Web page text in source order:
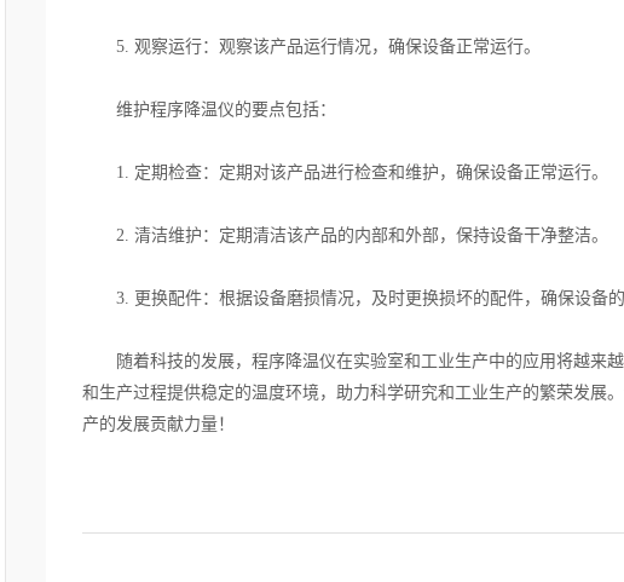
5. 观察运行：观察该产品运行情况，确保设备正常运行。
维护程序降温仪的要点包括：
1. 定期检查：定期对该产品进行检查和维护，确保设备正常运行。
2. 清洁维护：定期清洁该产品的内部和外部，保持设备干净整洁。
3. 更换配件：根据设备磨损情况，及时更换损坏的配件，确保设备的
随着科技的发展，程序降温仪在实验室和工业生产中的应用将越来
和生产过程提供稳定的温度环境，助力科学研究和工业生产的繁荣发展
产的发展贡献力量！